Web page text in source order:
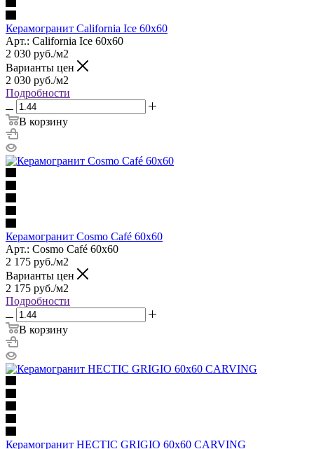
Керамогранит California Ice 60x60
Арт.: California Ice 60x60
2 030 руб./м2
Варианты цен
2 030 руб./м2
Подробности
В корзину
Керамогранит Cosmo Café 60x60
Арт.: Cosmo Café 60x60
2 175 руб./м2
Варианты цен
2 175 руб./м2
Подробности
В корзину
Керамогранит HECTIC GRIGIO 60x60 CARVING